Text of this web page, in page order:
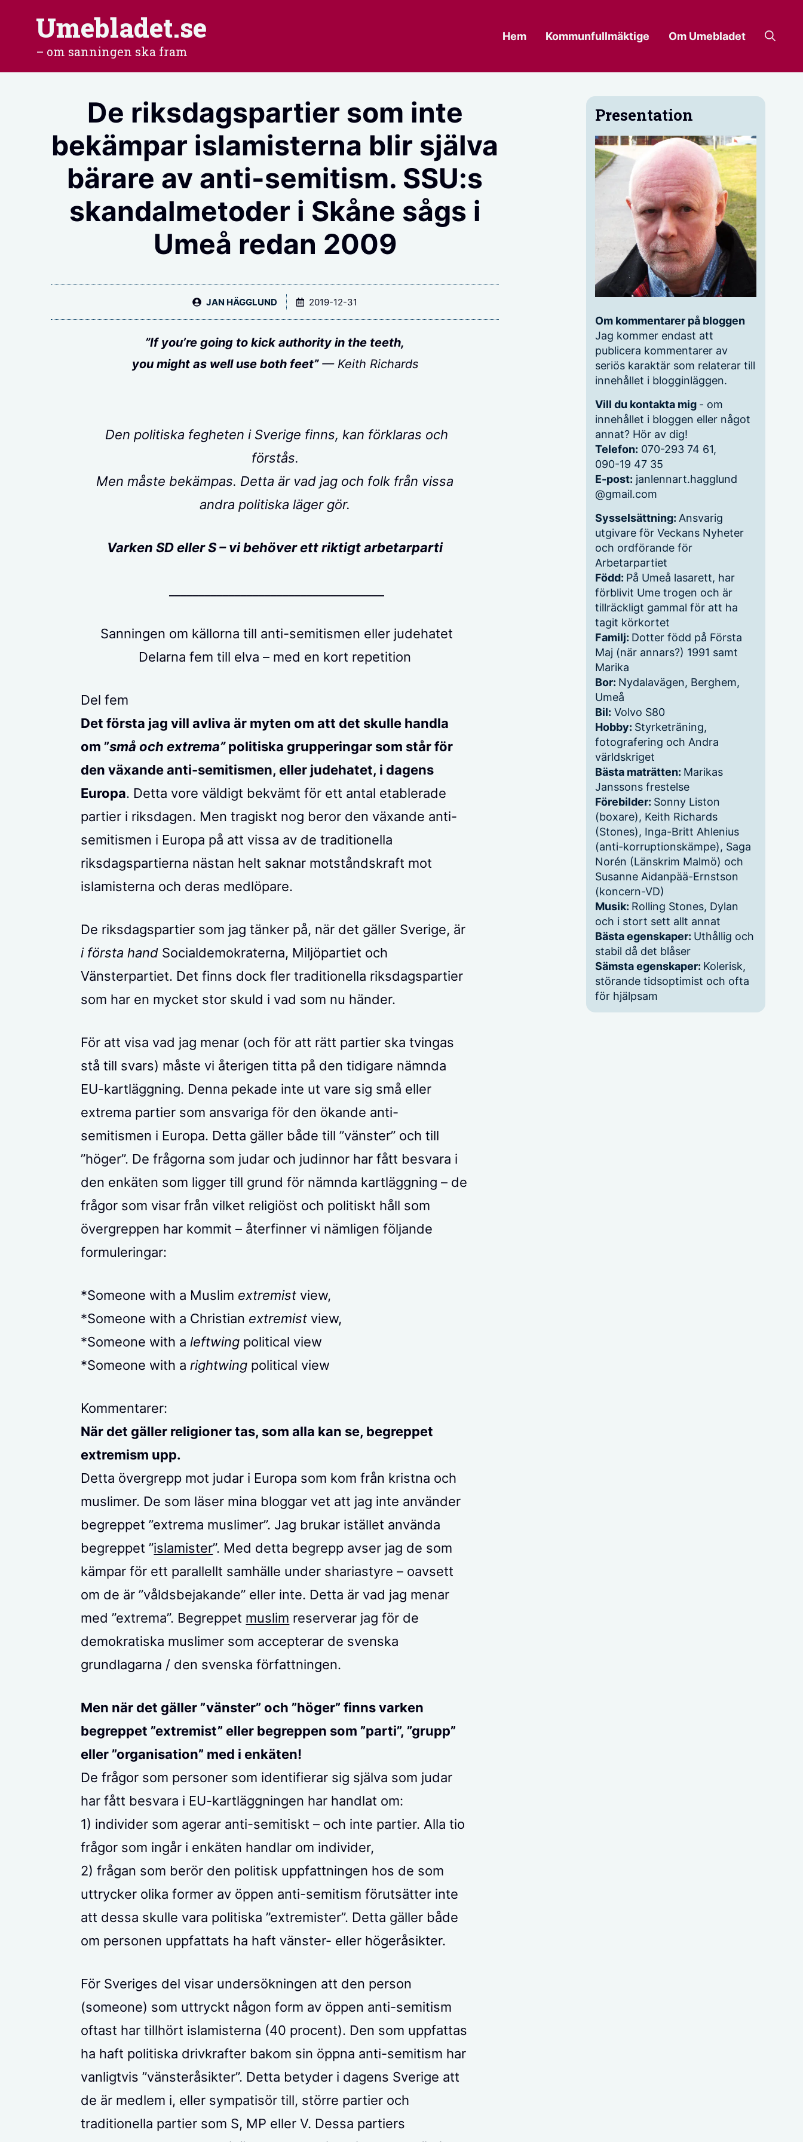
innehåll
Umebladet.se
– om sanningen ska fram
Hem Kommunfullmäktige Om Umebladet
De riksdagspartier som inte
bekämpar islamisterna blir själva
bärare av anti-semitism. SSU:s
skandalmetoder i Skåne sågs i
Umeå redan 2009
JAN HÄGGLUND 2019-12-31
”If you’re going to kick authority in the teeth,
you might as well use both feet”— Keith Richards
Den politiska fegheten i Sverige finns, kan förklaras och
förstås.
Men måste bekämpas. Detta är vad jag och folk från vissa
andra politiska läger gör.
Varken SD eller S – vi behöver ett riktigt arbetarparti
Sanningen om källorna till anti-semitismen eller judehatet
Delarna fem till elva – med en kort repetition
Del fem
Det första jag vill avliva är myten om att det skulle handla
om ”små och extrema”politiska grupperingar som står för
den växande anti-semitismen, eller judehatet, i dagens
Europa. Detta vore väldigt bekvämt för ett antal etablerade
partier i riksdagen. Men tragiskt nog beror den växande anti-
semitismen i Europa på att vissa av de traditionella
riksdagspartierna nästan helt saknar motståndskraft mot
islamisterna och deras medlöpare.
De riksdagspartier som jag tänker på, när det gäller Sverige, är
i första hand Socialdemokraterna, Miljöpartiet och
Vänsterpartiet. Det finns dock fler traditionella riksdagspartier
som har en mycket stor skuld i vad som nu händer.
För att visa vad jag menar (och för att rätt partier ska tvingas
stå till svars) måste vi återigen titta på den tidigare nämnda
EU-kartläggning. Denna pekade inte ut vare sig små eller
extrema partier som ansvariga för den ökande anti-
semitismen i Europa. Detta gäller både till ”vänster” och till
”höger”. De frågorna som judar och judinnor har fått besvara i
den enkäten som ligger till grund för nämnda kartläggning – de
frågor som visar från vilket religiöst och politiskt håll som
övergreppen har kommit – återfinner vi nämligen följande
formuleringar:
*Someone with a Muslim extremist view,
*Someone with a Christian extremist view,
*Someone with a leftwing political view
*Someone with a rightwing political view
Kommentarer:
När det gäller religioner tas, som alla kan se, begreppet
extremism upp.
Detta övergrepp mot judar i Europa som kom från kristna och
muslimer. De som läser mina bloggar vet att jag inte använder
begreppet ”extrema muslimer”. Jag brukar istället använda
begreppet ”islamister”. Med detta begrepp avser jag de som
kämpar för ett parallellt samhälle under shariastyre – oavsett
om de är ”våldsbejakande” eller inte. Detta är vad jag menar
med ”extrema”. Begreppet muslim reserverar jag för de
demokratiska muslimer som accepterar de svenska
grundlagarna / den svenska författningen.
Men när det gäller ”vänster” och ”höger” finns varken
begreppet ”extremist” eller begreppen som ”parti”, ”grupp”
eller ”organisation” med i enkäten!
De frågor som personer som identifierar sig själva som judar
har fått besvara i EU-kartläggningen har handlat om:
1) individer som agerar anti-semitiskt – och inte partier. Alla tio
frågor som ingår i enkäten handlar om individer,
2) frågan som berör den politisk uppfattningen hos de som
uttrycker olika former av öppen anti-semitism förutsätter inte
att dessa skulle vara politiska ”extremister”. Detta gäller både
om personen uppfattats ha haft vänster- eller högeråsikter.
För Sveriges del visar undersökningen att den person
(someone) som uttryckt någon form av öppen anti-semitism
oftast har tillhört islamisterna (40 procent). Den som uppfattas
ha haft politiska drivkrafter bakom sin öppna anti-semitism har
vanligtvis ”vänsteråsikter”. Detta betyder i dagens Sverige att
de är medlem i, eller sympatisör till, större partier och
traditionella partier som S, MP eller V. Dessa partiers
Presentation
Om kommentarer på bloggen
Jag kommer endast att
publicera kommentarer av
seriös karaktär som relaterar till
innehållet i blogginläggen.
Vill du kontakta mig - om
innehållet i bloggen eller något
annat? Hör av dig!
Telefon: 070-293 74 61,
090-19 47 35
E-post: janlennart.hagglund
@gmail.com
Sysselsättning: Ansvarig
utgivare för Veckans Nyheter
och ordförande för
Arbetarpartiet
Född: På Umeå lasarett, har
förblivit Ume trogen och är
tillräckligt gammal för att ha
tagit körkortet
Familj: Dotter född på Första
Maj (när annars?) 1991 samt
Marika
Bor: Nydalavägen, Berghem,
Umeå
Bil: Volvo S80
Hobby: Styrketräning,
fotografering och Andra
världskriget
Bästa maträtten: Marikas
Janssons frestelse
Förebilder: Sonny Liston
(boxare), Keith Richards
(Stones), Inga-Britt Ahlenius
(anti-korruptionskämpe), Saga
Norén (Länskrim Malmö) och
Susanne Aidanpää-Ernstson
(koncern-VD)
Musik: Rolling Stones, Dylan
och i stort sett allt annat
Bästa egenskaper: Uthållig och
stabil då det blåser
Sämsta egenskaper: Kolerisk,
störande tidsoptimist och ofta
för hjälpsam